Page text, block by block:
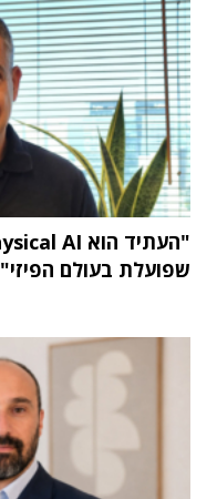
שפועלת בעולם הפיזי"